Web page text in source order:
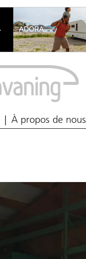
À propos de nous